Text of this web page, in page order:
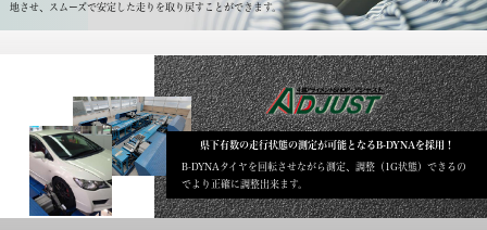
地させ、スムーズで安定した走りを取り戻すことができます。
県下有数の走行状態の測定が可能となるB-DYNAを採用！
B-DYNAタイヤを回転させながら測定、調整（1G状態）できるの
でより正確に調整出来ます。